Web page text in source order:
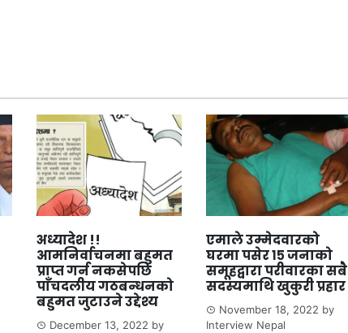
अध्यादेश !!
आमनिर्वाचनमा बहुमत
प्राप्त गर्न नकसेपछि
पाँचदलीय गठबन्धनको
बहुमत जुटाउने उद्देश्य
December 13, 2022 by
एमाले उम्मेदवारको
घरमा पसेर १५ जनाको
समूहद्वारा परीवारका सबै
सदस्यमाथि खुकुरी प्रहार
November 18, 2022 by
Interview Nepal